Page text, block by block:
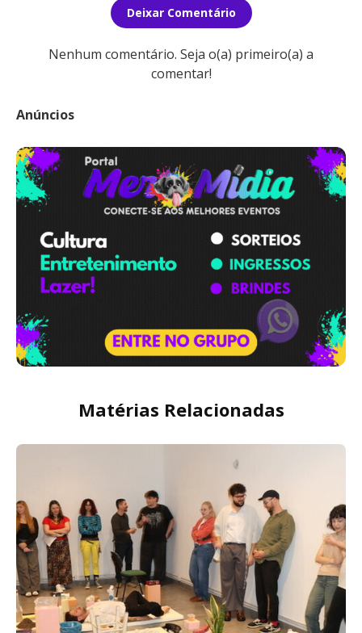
Deixar Comentário
Nenhum comentário. Seja o(a) primeiro(a) a
comentar!
Anúncios
Matérias Relacionadas